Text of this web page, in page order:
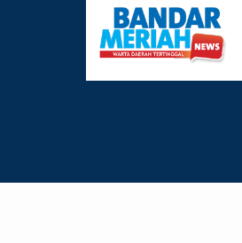
Belawan Amankan Tiga Anggota